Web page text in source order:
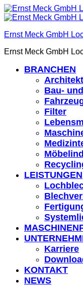
Ernst Meck GmbH
Ernst Meck GmbH
BRANCHEN
Bau-
Filter
LEISTUNGEN
Karriere
KONTAKT
NEWS